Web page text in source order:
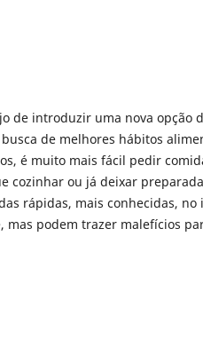
de introduzir uma nova opção
de melhores hábitos
é muito mais fácil pedir
cozinhar ou já deixar
rápidas, mais conhecidas, no
mas podem trazer malefícios